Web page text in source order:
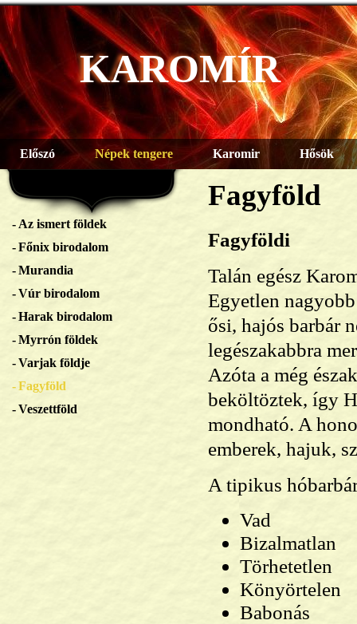
KAROMÍR
Előszó Népek tengere Karomir Hősök
Az ismert földek
Főnix birodalom
Murandia
Vúr birodalom
Harak birodalom
Myrrón földek
Varjak földje
Fagyföld
Veszettföld
Fagyföld
Fagyföldi
Talán egész
Egyetlen
ősi, hajós barbár
legészakabbra
Azóta a még
beköltöztek, így
mondható. A
emberek, hajuk,
A tipikus
Vad
Bizalmatlan
Törhetetlen
Könyörtelen
Babonás